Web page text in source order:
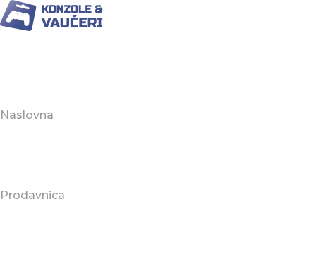
Naslovna
Prodavnica